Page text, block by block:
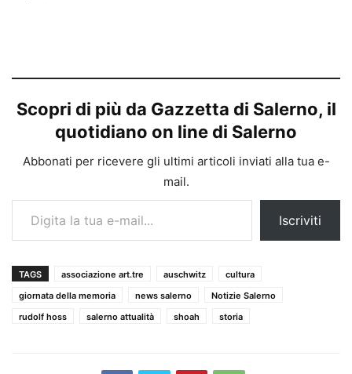
Scopri di più da Gazzetta di Salerno, il
quotidiano on line di Salerno
Abbonati per ricevere gli ultimi articoli inviati alla tua e-
mail.
Digita la tua e-mail...
Iscriviti
TAGS associazione art.tre auschwitz
cultura
giornata della memoria
news salerno
Notizie Salerno
rudolf hoss
salerno attualità shoah storia